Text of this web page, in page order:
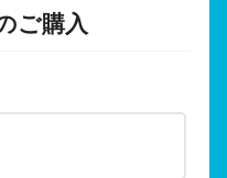
ご購入